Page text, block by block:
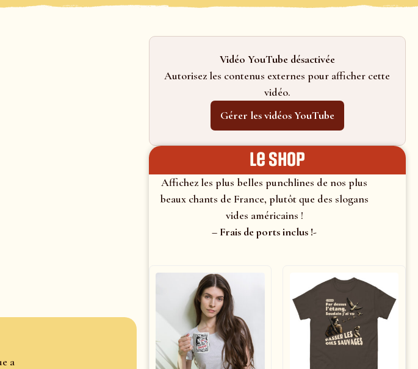
a
Vidéo YouTube désactivée
Autorisez les contenus externes pour afficher cette
vidéo.
Gérer les vidéos YouTube
le shop
Affichez les plus belles punchlines de nos plus
beaux chants de France, plutôt que des slogans
vides américains !
– Frais de ports inclus !-